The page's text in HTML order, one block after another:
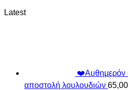
Latest
❤️Αυθημερόν
αποστολή λουλουδιών 65,00